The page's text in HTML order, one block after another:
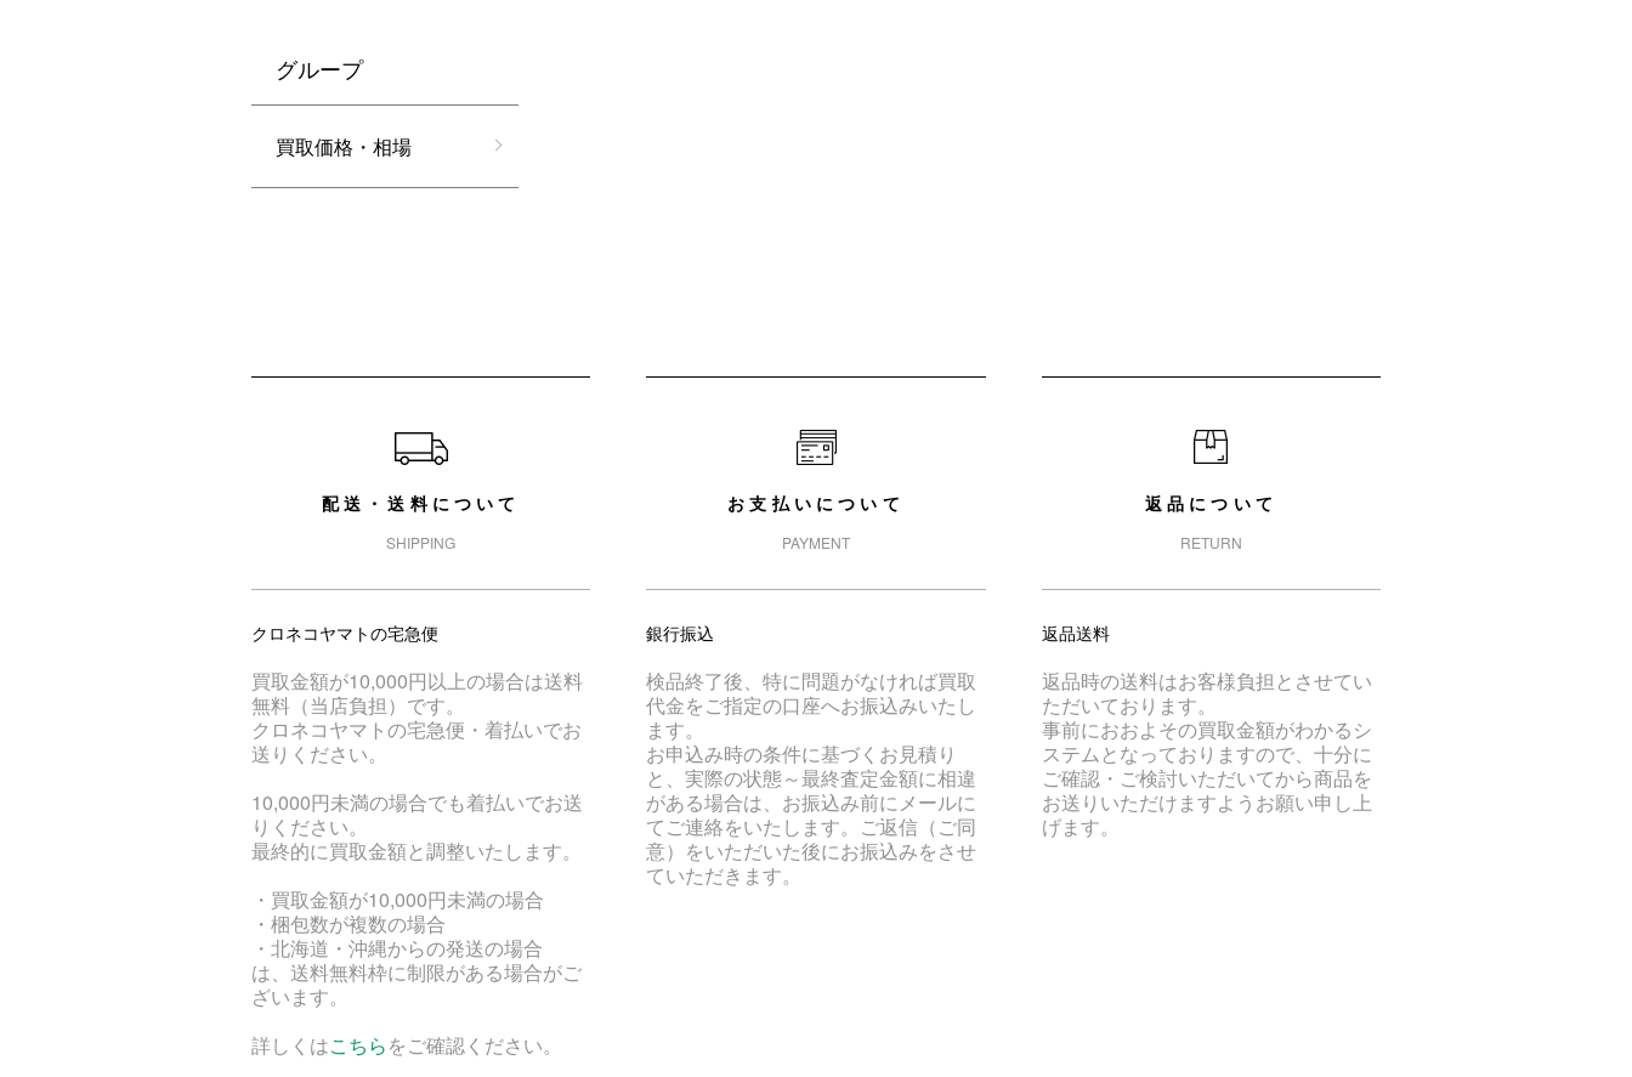
グループ
買取価格・相場
配送・送料について
SHIPPING
クロネコヤマトの宅急便
買取金額が10,000円以上の場合は送料
無料（当店負担）です。
クロネコヤマトの宅急便・着払いでお
送りください。
10,000円未満の場合でも着払いでお送
りください。
最終的に買取金額と調整いたします。
・買取金額が10,000円未満の場合
・梱包数が複数の場合
・北海道・沖縄からの発送の場合
は、送料無料枠に制限がある場合がご
ざいます。
詳しくはこちらをご確認ください。
お支払いについて
PAYMENT
銀行振込
検品終了後、特に問題がなければ買取
代金をご指定の口座へお振込みいたし
ます。
お申込み時の条件に基づくお見積り
と、実際の状態～最終査定金額に相違
がある場合は、お振込み前にメールに
てご連絡をいたします。ご返信（ご同
意）をいただいた後にお振込みをさせ
ていただきます。
返品について
RETURN
返品送料
返品時の送料はお客様負担とさせてい
ただいております。
事前におおよその買取金額がわかるシ
ステムとなっておりますので、十分に
ご確認・ご検討いただいてから商品を
お送りいただけますようお願い申し上
げます。